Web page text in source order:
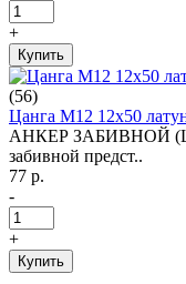
+
Купить
(56)
Цанга М12 12х50
АНКЕР ЗАБИВНОЙ
забивной предст..
77 р.
-
+
Купить